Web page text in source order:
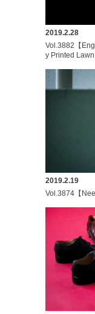
2019.2.28
Vol.3882【
y Printed Lawn
2019.2.19
Vol.3874【